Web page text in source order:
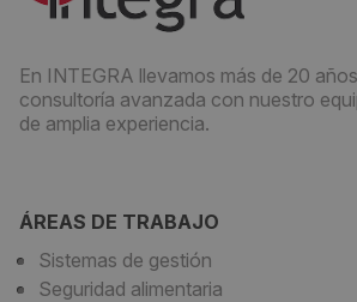
En INTEGRA llevamos más de 20
consultoría avanzada con nuestro
de amplia experiencia.
ÁREAS DE TRABAJO
Sistemas de gestión
Seguridad alimentaria